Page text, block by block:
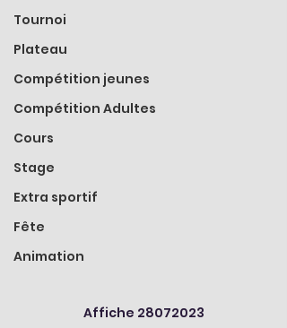
Tournoi
Plateau
Compétition jeunes
Compétition Adultes
Cours
Stage
Extra sportif
Fête
Animation
Affiche 28072023